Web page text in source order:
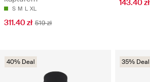
S M L XL
311.40 zł 519 zł
143.40 zł
40% Deal 35% Deal